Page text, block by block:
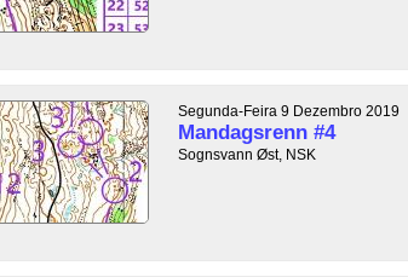
Segunda-Feira 9 Dezembro 2019
Mandagsrenn #4
Sognsvann Øst, NSK